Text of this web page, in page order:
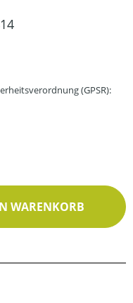
(GPSR):
WARENKORB